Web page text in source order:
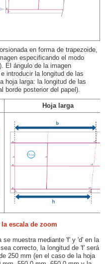
en forma de trapezoide,
especificando el modo
El ángulo de la imagen
introducir la longitud de las
hoja larga: la longitud de las
borde posterior del papel).
Hoja larga
escala de zoom
se muestra mediante 'f' y 'd' en la
correcto, la longitud de 'f' será
250 mm (en el caso de la hoja